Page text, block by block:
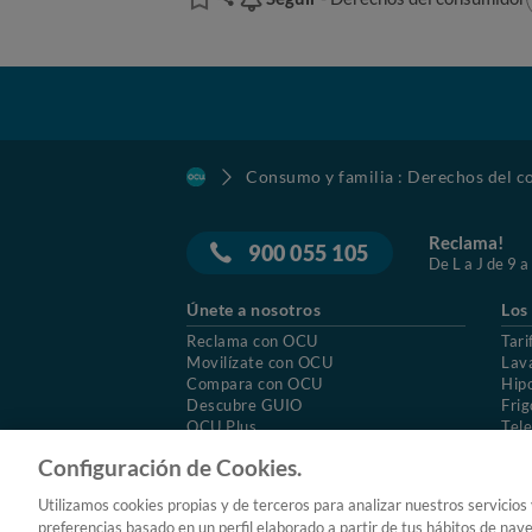
Consumo y familia : Derechos del
900 055 105 Reclama!
De L a J de 9
Únete a nosotros
Reclama con OCU
Movilízate con OCU
Compara con OCU
Descubre GUIO
OCU Plus
Aviso Legal
Política de cookies
Configuración de Cookies.
Utilizamos cookies propias y de terceros para analizar nuestros
preferencias basado en un perfil elaborado a partir de tus hábitos de